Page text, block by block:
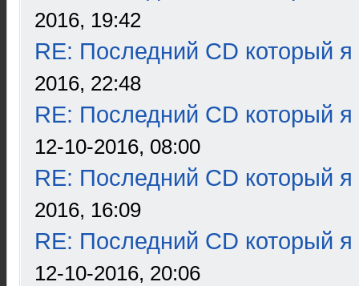
2016, 19:42
RE: Последний CD который я
2016, 22:48
RE: Последний CD который я
12-10-2016, 08:00
RE: Последний CD который я
2016, 16:09
RE: Последний CD который я
12-10-2016, 20:06